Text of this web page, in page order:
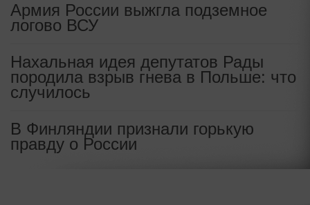
Источник:.mos.ru
Армия России выжгла подземное
логово ВСУ
Нахальная идея депутатов Рады
породила взрыв гнева в Польше: что
случилось
В Финляндии признали горькую
правду о России